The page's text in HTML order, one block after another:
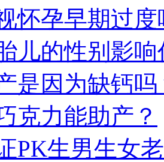
怀孕早期过度
儿的性别影响
是因为缺钙吗
克力能助产？
PK生男生女